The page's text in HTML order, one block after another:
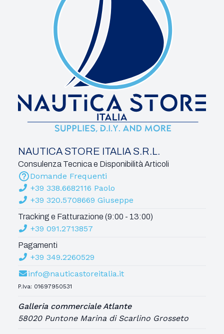
NAUTICA STORE ITALIA S.R.L.
Consulenza Tecnica e Disponibilità Articoli
Domande Frequenti
+39 338.6682116 Paolo
+39 320.5708669 Giuseppe
Tracking e Fatturazione (9:00 - 13:00)
+39 091.2713857
Pagamenti
+39 349.2260529
info@nauticastoreitalia.it
P.Iva: 01697950531
Galleria commerciale Atlante
58020 Puntone Marina di Scarlino Grosseto